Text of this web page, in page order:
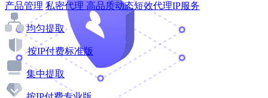
产品管理 私密代理 高品质动态短效代理IP服务
均匀提取
按IP付费标准版
集中提取